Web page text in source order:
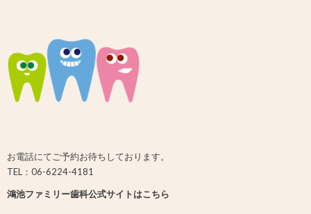
お電話にてご予約お待ちしております。
TEL：06-6224-4181
鴻池ファミリー歯科公式サイトはこちら